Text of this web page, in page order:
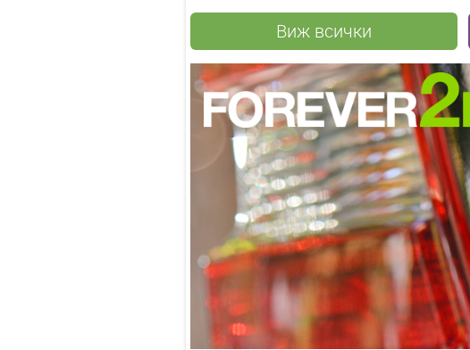
Виж всички